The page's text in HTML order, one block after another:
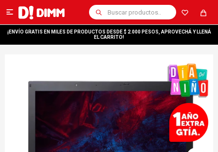

¡ENVÍO GRATIS EN MILES DE PRODUCTOS DESDE $ 2.000 PESOS, APROVECHÁ Y LLENÁ
EL CARRITO!